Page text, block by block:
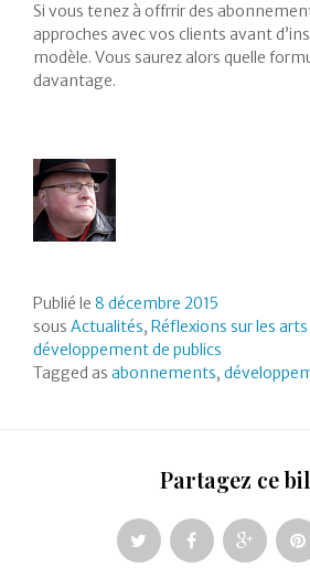
Si vous tenez à offrrir des
approches avec vos clients avant
modèle. Vous saurez alors quelle
davantage.
Publié le 8 décembre 2015
sous Actualités, Réflexions sur les
développement de publics
Tagged as abonnements,
Partagez ce